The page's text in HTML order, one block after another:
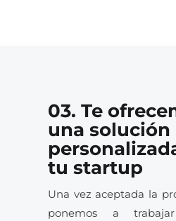
03. Te
una solución
tu startup
Una vez aceptada la
ponemos a